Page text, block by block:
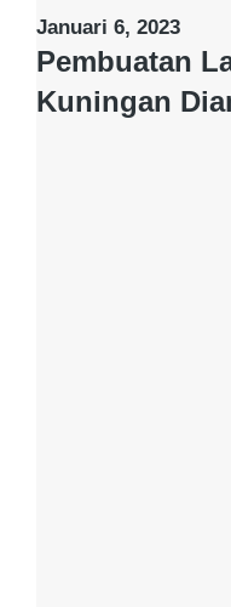
Januari 6, 2023
Pembuatan
Kuningan